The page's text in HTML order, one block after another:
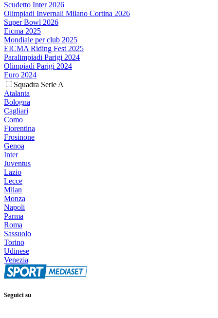
Scudetto Inter 2026
Olimpiadi Invernali Milano Cortina 2026
Super Bowl 2026
Eicma 2025
Mondiale per club 2025
EICMA Riding Fest 2025
Paralimpiadi Parigi 2024
Olimpiadi Parigi 2024
Euro 2024
Squadra Serie A
Atalanta
Bologna
Cagliari
Como
Fiorentina
Frosinone
Genoa
Inter
Juventus
Lazio
Lecce
Milan
Monza
Napoli
Parma
Roma
Sassuolo
Torino
Udinese
Venezia
Seguici su